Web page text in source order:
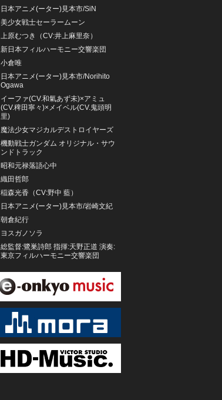
日本アニメ(ーター)見本市/SiN
美少女戦士セーラームーン
上原むつき（CV:井上麻里奈）
新日本フィルハーモニー交響楽団
小倉唯
日本アニメ(ーター)見本市/Norihito
Ogawa
イーファ(CV.和氣あず未)×アミュ
(CV.稗田寧々)×メイベル(CV.鬼頭明
里)
魔法少女マジカルデストロイヤーズ
機動戦士ガンダム オリジナル・サウ
ンドトラック
昭和元禄落語心中
織田哲郎
稲森光香（CV:野中 藍）
日本アニメ(ーター)見本市/岩崎文紀
朝倉紀行
ヨスガノソラ
総監督:鷺巣詩郎 指揮:天野正道 演奏:
東京フィルハーモニー交響楽団
菅野祐悟
岡咲美保
長瀞さん(CV.上坂すみれ)、センパイ
(CV.山下大輝)
美少女戦士セーラームーンCosmos
雅マモル
未収録BGMコレクション・シリーズ
4 六神合体ゴッドマーズ